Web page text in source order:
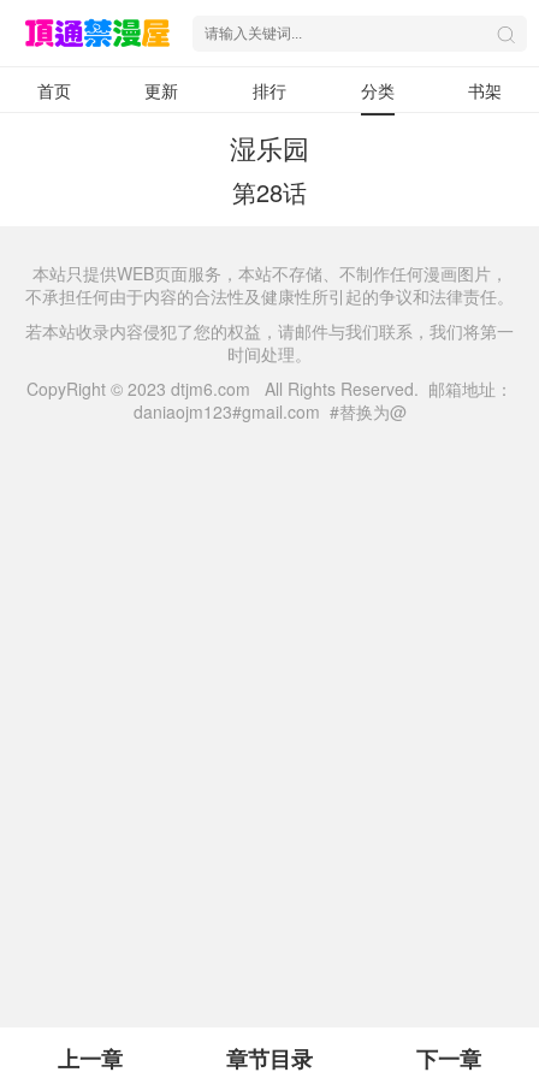
首页 更新 排行 分类 书架
湿乐园
第28话
上一章 章节目录 下一章
本站只提供WEB页面服务，本站不存储、不制作任何漫画图片，
不承担任何由于内容的合法性及健康性所引起的争议和法律责任。
若本站收录内容侵犯了您的权益，请邮件与我们联系，我们将第一
时间处理。
CopyRight © 2023 dtjm6.com All Rights Reserved. 邮箱地址：
daniaojm123#gmail.com #替换为@